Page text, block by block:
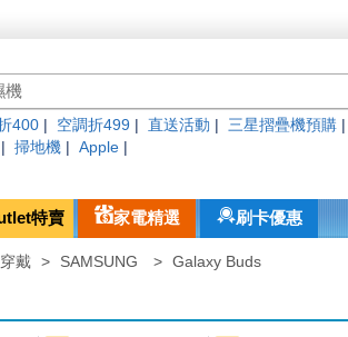
400 空調折499 直送活動 三星摺疊機預購
掃地機 Apple
特賣 家電精選 刷卡優惠
戴 > SAMSUNG > Galaxy Buds